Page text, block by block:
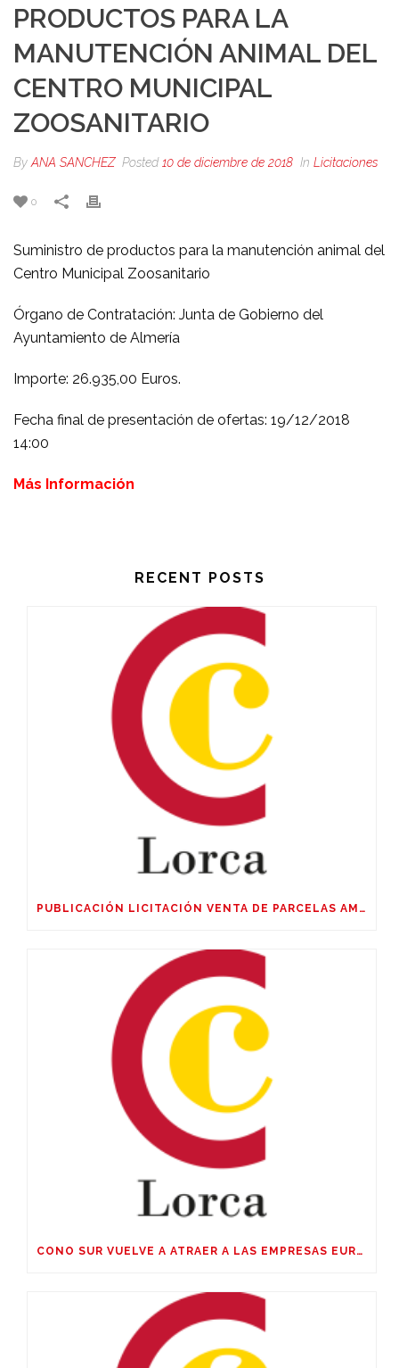
PRODUCTOS PARA LA
MANUTENCIÓN ANIMAL DEL
CENTRO MUNICIPAL
ZOOSANITARIO
By ANA SANCHEZ Posted 10 de diciembre de 2018 In Licitaciones
0
Suministro de productos para la manutención animal del
Centro Municipal Zoosanitario
Órgano de Contratación: Junta de Gobierno del
Ayuntamiento de Almería
Importe: 26.935,00 Euros.
Fecha final de presentación de ofertas: 19/12/2018
14:00
Más Información
RECENT POSTS
PUBLICACIÓN LICITACIÓN VENTA DE PARCELAS AMPLIACIÓN SUR POLIGÓNO SAPRELORCA
CONO SUR VUELVE A ATRAER A LAS EMPRESAS EUROPEAS